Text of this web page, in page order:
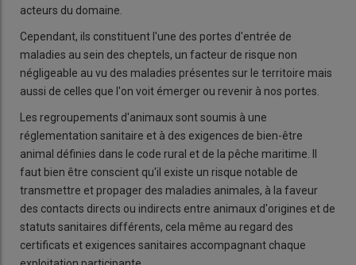
acteurs du domaine.
Cependant, ils constituent l'une des portes d'entrée de
maladies au sein des cheptels, un facteur de risque non
négligeable au vu des maladies présentes sur le territoire mais
aussi de celles que l'on voit émerger ou revenir à nos portes.
Les regroupements d'animaux sont soumis à une
réglementation sanitaire et à des exigences de bien-être
animal définies dans le code rural et de la pêche maritime. Il
faut bien être conscient qu'il existe un risque notable de
transmettre et propager des maladies animales, à la faveur
des contacts directs ou indirects entre animaux d'origines et de
statuts sanitaires différents, cela même au regard des
certificats et exigences sanitaires accompagnant chaque